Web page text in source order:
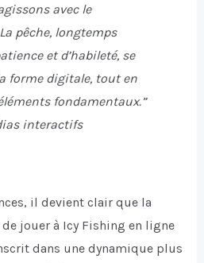
avec le
pêche, longtemps
et d’habileté, se
forme digitale, tout en
fondamentaux.”
interactifs
il devient clair que la
jouer à Icy Fishing en ligne
dans une dynamique plus